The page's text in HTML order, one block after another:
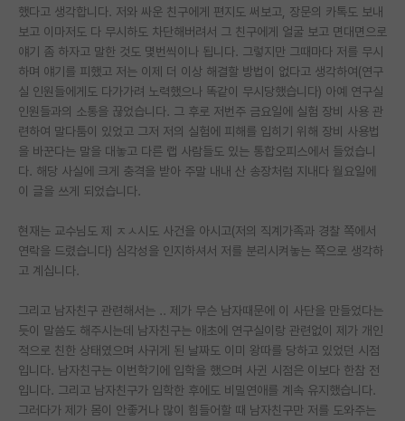
반도체 아카데미
재팬라운지 🌸
했다고 생각합니다. 저와 싸운 친구에게 편지도 써보고, 장문의 카톡도 보내
보고 이마저도 다 무시하도 차단해버려서 그 친구에게 얼굴 보고 면대면으로
얘기 좀 하자고 말한 것도 몇번씩이나 됩니다. 그렇지만 그때마다 저를 무시
하며 얘기를 피했고 저는 이제 더 이상 해결할 방법이 없다고 생각하여(연구
실 인원들에게도 다가가려 노력했으나 똑같이 무시당했습니다) 아예 연구실
인원들과의 소통을 끊었습니다. 그 후로 저번주 금요일에 실험 장비 사용 관
련하여 말다툼이 있었고 그저 저의 실험에 피해를 입히기 위해 장비 사용법
을 바꾼다는 말을 대놓고 다른 랩 사람들도 있는 통합오피스에서 들었습니
다. 해당 사실에 크게 충격을 받아 주말 내내 산 송장처럼 지내다 월요일에
이 글을 쓰게 되었습니다.
현재는 교수님도 제 ㅈㅅ시도 사건을 아시고(저의 직계가족과 경찰 쪽에서
연락을 드렸습니다) 심각성을 인지하셔서 저를 분리시켜놓는 쪽으로 생각하
고 계십니다.
그리고 남자친구 관련해서는 .. 제가 무슨 남자때문에 이 사단을 만들었다는
듯이 말씀도 해주시는데 남자친구는 애초에 연구실이랑 관련없이 제가 개인
적으로 친한 상태였으며 사귀게 된 날짜도 이미 왕따를 당하고 있었던 시점
입니다. 남자친구는 이번학기에 입학을 했으며 사귄 시점은 이보다 한참 전
입니다. 그리고 남자친구가 입학한 후에도 비밀연애를 계속 유지했습니다.
그러다가 제가 몸이 안좋거나 많이 힘들어할 때 남자친구만 저를 도와주는